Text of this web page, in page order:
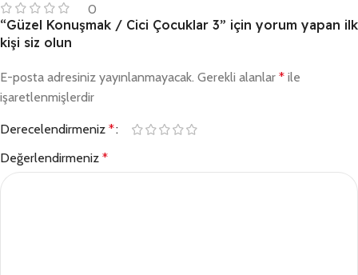
0
“Güzel Konuşmak / Cici Çocuklar 3” için yorum yapan ilk
kişi siz olun
E-posta adresiniz yayınlanmayacak. Gerekli alanlar * ile
işaretlenmişlerdir
Derecelendirmeniz *
Değerlendirmeniz *